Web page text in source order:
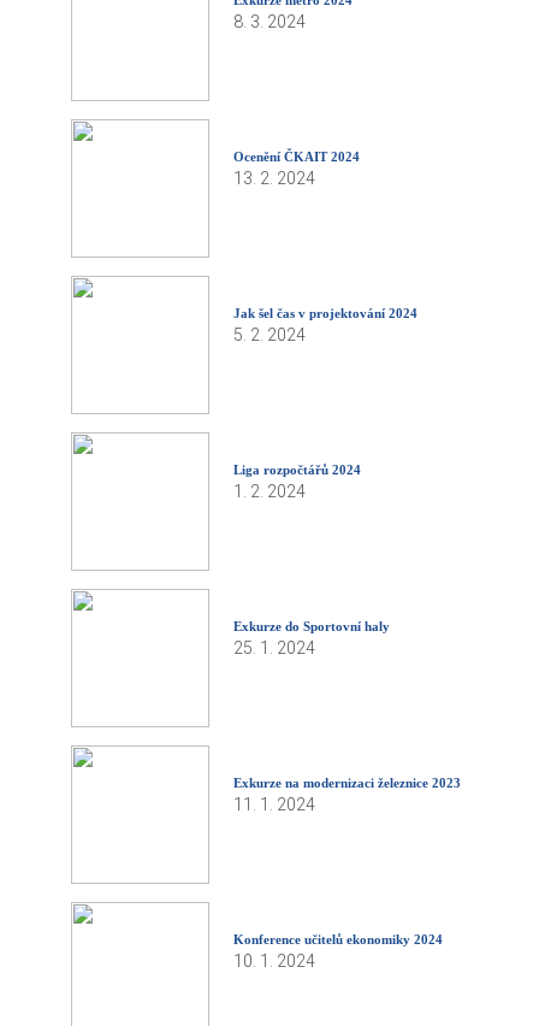
8. 3. 2024
Ocenění ČKAIT 2024
13. 2. 2024
Jak šel čas v projektování 2024
5. 2. 2024
Liga rozpočtářů 2024
1. 2. 2024
Exkurze do Sportovní haly
25. 1. 2024
Exkurze na modernizaci železnice 2023
11. 1. 2024
Konference učitelů ekonomiky 2024
10. 1. 2024